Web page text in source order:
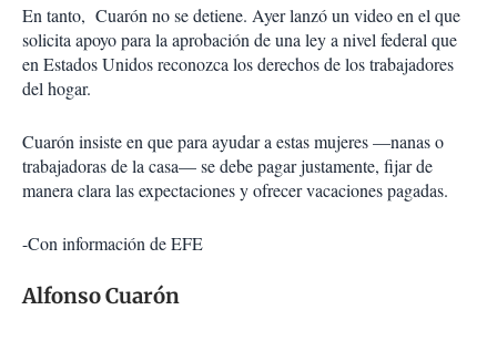
En tanto, Cuarón no se detiene. Ayer lanzó un video en el que
solicita apoyo para la aprobación de una ley a nivel federal que
en Estados Unidos reconozca los derechos de los trabajadores
del hogar.
Cuarón insiste en que para ayudar a estas mujeres —nanas o
trabajadoras de la casa— se debe pagar justamente, fijar de
manera clara las expectaciones y ofrecer vacaciones pagadas.
-Con información de EFE
Alfonso Cuarón